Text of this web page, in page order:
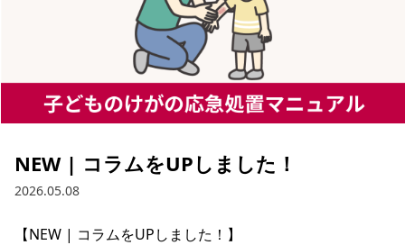
NEW | コラムをUPしました！
2026.05.08
【NEW | コラムをUPしました！】